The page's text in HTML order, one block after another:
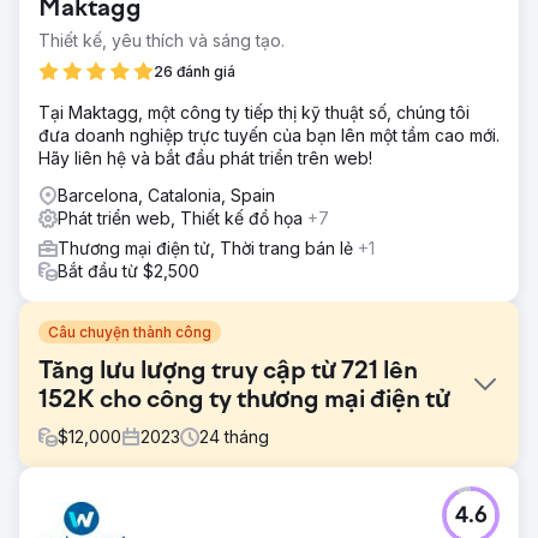
Maktagg
Thiết kế, yêu thích và sáng tạo.
26 đánh giá
Tại Maktagg, một công ty tiếp thị kỹ thuật số, chúng tôi
đưa doanh nghiệp trực tuyến của bạn lên một tầm cao mới.
Hãy liên hệ và bắt đầu phát triển trên web!
Barcelona, Catalonia, Spain
Phát triển web, Thiết kế đồ họa +7
Thương mại điện tử, Thời trang bán lẻ +1
Bắt đầu từ $2,500
Câu chuyện thành công
Tăng lưu lượng truy cập từ 721 lên
152K cho công ty thương mại điện tử
$12,000 2023 24 tháng
Thử thách
Khách hàng là một thương hiệu trang sức thời trang và có
4.6